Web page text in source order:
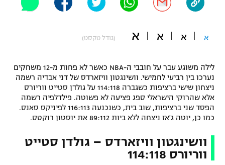
משתתפים וזוכים בפרסים
תקנון משתתפים וזוכים בפרסים
תקנון עבור פעילות אלקטרה
תקנון עבור פעילות ספורט 1 – "מרלן"
גיימינג E-Sports
תנאי שימוש
מדיניות פרטיות
ספורט מוטורי
כדורמים
בייסבול MLB
ספורט אתגרי ואקסטרים
גיימינג E-Sports
א א א א (גודל טקסט)
לילה משוגע עבר על חובבי ה-NBA כאשר לא פחות מ-12 משחקים
נערכו בין רביעי לחמישי. וושינגטון וויזארדס של דני אבדיה רשמה
ניצחון שישי ברציפות כשגברה 114:118 על גולדן סטייט ווריורס
אלא שהרוקי הישראלי ספג פציעה לא פשוטה. פילדלפיה רשמה
הפסד שני ברציפות, שוב בית, כשנכנעה 116:113 לפיניקס סאנס.
כמו כן, יוטה ג'אז ניצחה ללא ביות 89:112 את יוסטון רוקטס.
וושינגטון וויזארדס – גולדן סטייט
ווריורס 114:118